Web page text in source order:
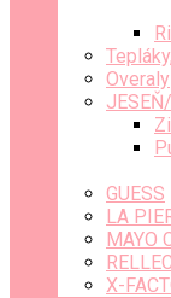
Overaly
GUESS
LA
MAYO
X-